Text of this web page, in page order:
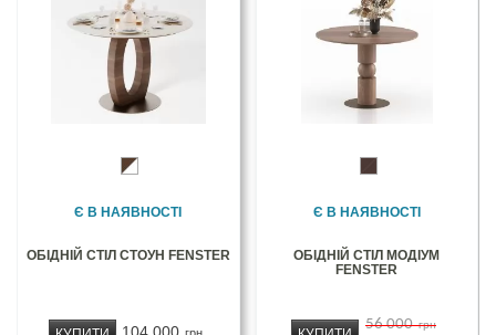
Є В НАЯВНОСТІ
ОБІДНІЙ СТІЛ СТОУН FENSTER
Є В НАЯВНОСТІ
ОБІДНІЙ СТІЛ МОДІУМ
FENSTER
56 000 грн